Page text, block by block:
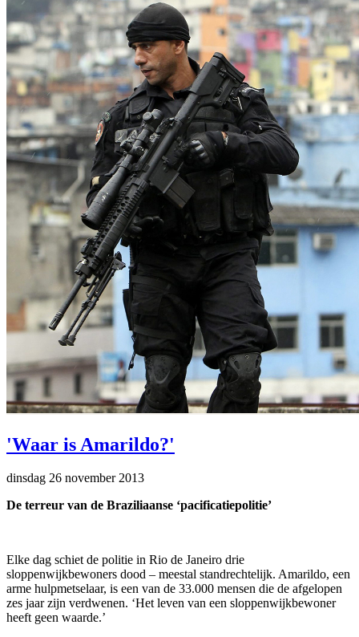
'Waar is Amarildo?'
dinsdag 26 november 2013
De terreur van de Braziliaanse ‘pacificatiepolitie’
Elke dag schiet de politie in Rio de Janeiro drie
sloppenwijkbewoners dood – meestal standrechtelijk. Amarildo, een
arme hulpmetselaar, is een van de 33.000 mensen die de afgelopen
zes jaar zijn verdwenen. ‘Het leven van een sloppenwijkbewoner
heeft geen waarde.’